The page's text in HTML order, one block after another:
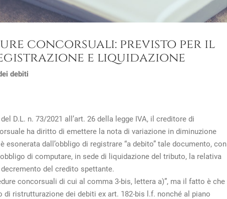
concorsuali: previsto per il
e liquidazione
debiti
D.L. n. 73/2021 all’art. 26 della legge IVA, il creditore di
ha diritto di emettere la nota di variazione in diminuzione
esonerata dall’obbligo di registrare “a debito” tale documento, con
di computare, in sede di liquidazione del tributo, la relativa
del credito spettante.
concorsuali di cui al comma 3-bis, lettera a)”, ma il fatto è che
di ristrutturazione dei debiti ex art. 182-bis l.f. nonché al piano